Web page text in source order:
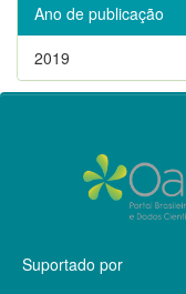
Ano de publicação
2019
Suportado por